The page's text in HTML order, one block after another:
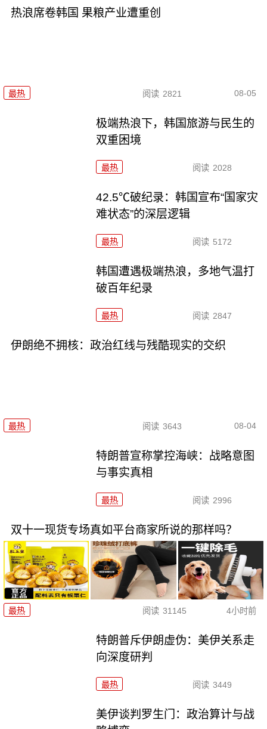
热浪席卷韩国 果粮产业遭重创
最热 阅读 2821 08-05
极端热浪下，韩国旅游与民生的
双重困境
最热 阅读 2028
42.5℃破纪录：韩国宣布“国家灾
难状态”的深层逻辑
最热 阅读 5172
韩国遭遇极端热浪，多地气温打
破百年纪录
最热 阅读 2847
伊朗绝不拥核：政治红线与残酷现实的交织
最热 阅读 3643 08-04
特朗普宣称掌控海峡：战略意图
与事实真相
最热 阅读 2996
双十一现货专场真如平台商家所说的那样吗？
最热 阅读 31145 4小时前
特朗普斥伊朗虚伪：美伊关系走
向深度研判
最热 阅读 3449
美伊谈判罗生门：政治算计与战